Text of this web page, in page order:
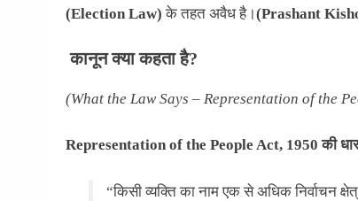
(Election Law) के तहत अवैध है।(Prashant
कानून क्या कहता है?
(What the Law Says – Representation of the
Representation of the People Act, 1950 की
“किसी व्यक्ति का नाम एक से अधिक निर्वाचन